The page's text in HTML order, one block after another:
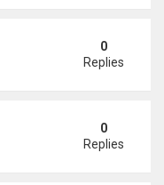
0
Replies
thế giới
0
Replies